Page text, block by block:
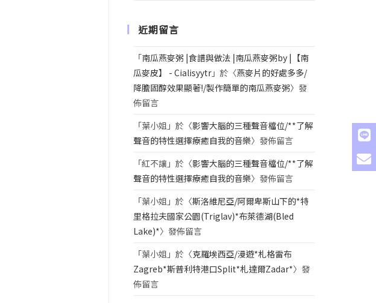
近期留言
「南瓜燕麥粥 |食譜與做法 |南瓜燕麥粥by |【南
瓜麥皮】 - Cialisyytr 」於〈燕麥片的好處多多/
降膽固醇效果顯著!/製作簡單的南瓜燕麥粥〉發
佈留言
「葉小姐 」於〈影響大腦的三種聲音檔位/**了解
聲音的特性選擇療癒自我的音樂〉發佈留言
「紅不讓 」於〈影響大腦的三種聲音檔位/**了解
聲音的特性選擇療癒自我的音樂〉發佈留言
「葉小姐 」於〈斯洛維尼亞/阿爾卑斯山下的*特
里格拉夫國家公園(Triglav)*布萊德湖(Bled
Lake)*〉發佈留言
「葉小姐 」於〈克羅埃西亞/漫遊*札格雷布
Zagreb*斯普利特港口Split*札達爾Zadar*〉發
佈留言